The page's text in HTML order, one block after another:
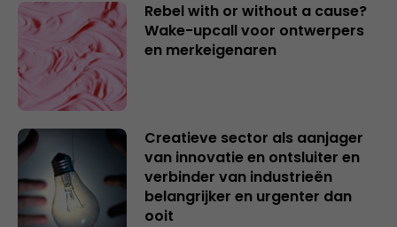
Rebel with or without a cause?
Wake-upcall voor ontwerpers
en merkeigenaren
Creatieve sector als aanjager
van innovatie en ontsluiter en
verbinder van industrieën
belangrijker en urgenter dan
ooit